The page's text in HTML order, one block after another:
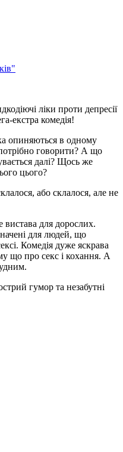
ліки проти депресії
екстра комедія!
опиняються в одному
говорити? А що
далі? Щось же
цього?
або склалося, але не
вистава для дорослих.
для людей, що
Комедія дуже яскрава
що про секс і кохання. А
гумор та незабутні